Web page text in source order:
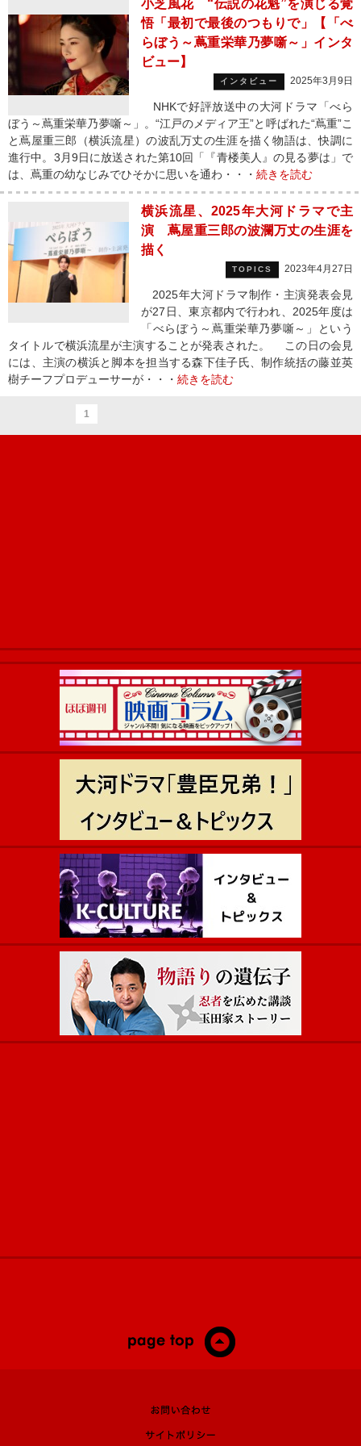
小芝風花 “伝説の花魁”を演じる覚
悟「最初で最後のつもりで」【「べ
らぼう～蔦重栄華乃夢噺～」インタ
ビュー】
インタビュー 2025年3月9日
NHKで好評放送中の大河ドラマ「べら
ぼう～蔦重栄華乃夢噺～」。“江戸のメディア王”と呼ばれた“蔦重”こ
と蔦屋重三郎（横浜流星）の波乱万丈の生涯を描く物語は、快調に
進行中。3月9日に放送された第10回「『青楼美人』の見る夢は」で
は、蔦重の幼なじみでひそかに思いを通わ・・・ 続きを読む
横浜流星、2025年大河ドラマで主
演 蔦屋重三郎の波瀾万丈の生涯を
描く
TOPICS 2023年4月27日
2025年大河ドラマ制作・主演発表会見
が27日、東京都内で行われ、2025年度は
「べらぼう～蔦重栄華乃夢噺～」という
タイトルで横浜流星が主演することが発表された。 この日の会見
には、主演の横浜と脚本を担当する森下佳子氏、制作統括の藤並英
樹チーフプロデューサーが・・・ 続きを読む
1